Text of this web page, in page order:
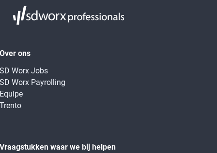
Over ons
SD Worx Jobs
SD Worx Payrolling
Equipe
Trento
Vraagstukken waar we bij helpen